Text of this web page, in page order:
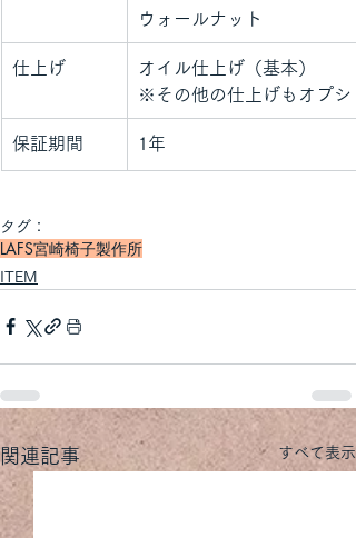
ウォールナット
仕上げ
オイル仕上げ（基本）
※その他の仕上げもオプ
保証期間 1年
タグ：
LAFS宮崎椅子製作所
ITEM
関連記事 すべて表示